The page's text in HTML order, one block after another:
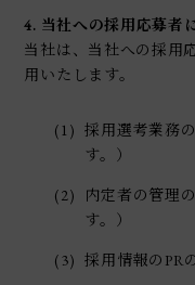
4. 当社への採用応募者
当社は、当社への採用
用いたします。
(1) 採用選考業務
す。）
(2)
内定者の管理
す。）
(3) 採用情報のPR